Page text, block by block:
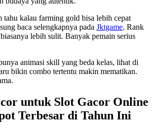
tahu kalau farming gold bisa lebih cepat
baca selengkapnya pada Jktgame. Rank
lebih sulit. Banyak pemain serius
animasi skill yang beda kelas, lihat di
bikin combo tertentu makin mematikan.
untuk Slot Gacor Online
Terbesar di Tahun Ini